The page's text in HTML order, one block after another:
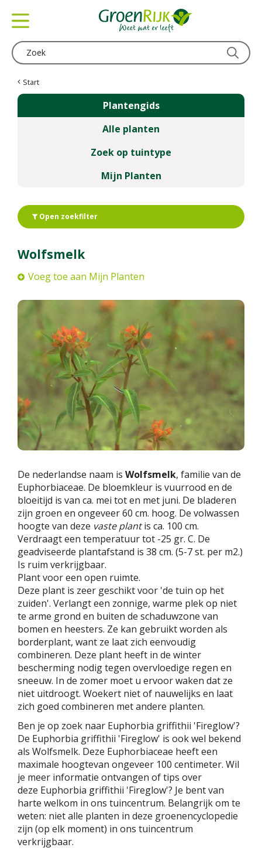
Start
Plantengids
Alle planten
Zoek op tuintype
Mijn Planten
Open zoekfilter
Wolfsmelk
Voeg toe aan Mijn Planten
De nederlandse naam is Wolfsmelk, familie van de
Euphorbiaceae. De bloemkleur is vuurrood en de
bloeitijd is van ca. mei tot en met juni. De bladeren
zijn groen en ongeveer 60 cm. hoog. De volwassen
hoogte van deze vaste plantis ca. 100 cm.
Verdraagt een temperatuur tot -25 gr. C. De
geadviseerde plantafstand is 38 cm. (5-7 st. per m2.)
Is ruim verkrijgbaar.
Plant voor een open ruimte.
Deze plant is zeer geschikt voor 'de tuin op het
zuiden'. Verlangt een zonnige, warme plek op niet
te arme grond en buiten de schaduwzone van
bomen en heesters. Ze kan gebruikt worden als
borderplant, want ze laat zich eenvoudig
combineren. Deze plant heeft in de winter
bescherming nodig tegen overvloedige regen en
sneeuw. In de zomer moet u ervoor waken dat ze
niet uitdroogt. Woekert niet of nauwelijks en laat
zich goed combineren met andere planten.
Ben je op zoek naar Euphorbia griffithii 'Fireglow'?
De Euphorbia griffithii 'Fireglow' is ook wel bekend
als Wolfsmelk. Deze Euphorbiaceae heeft een
maximale hoogtevan ongeveer 100 centimeter. Wil
je meer informatie ontvangen of tips over
deze Euphorbia griffithii 'Fireglow'? Je bent van
harte welkom in ons tuincentrum. Belangrijk om te
weten: niet alle planten in deze groenencyclopedie
zijn (op elk moment) in ons tuincentrum
verkrijgbaar.